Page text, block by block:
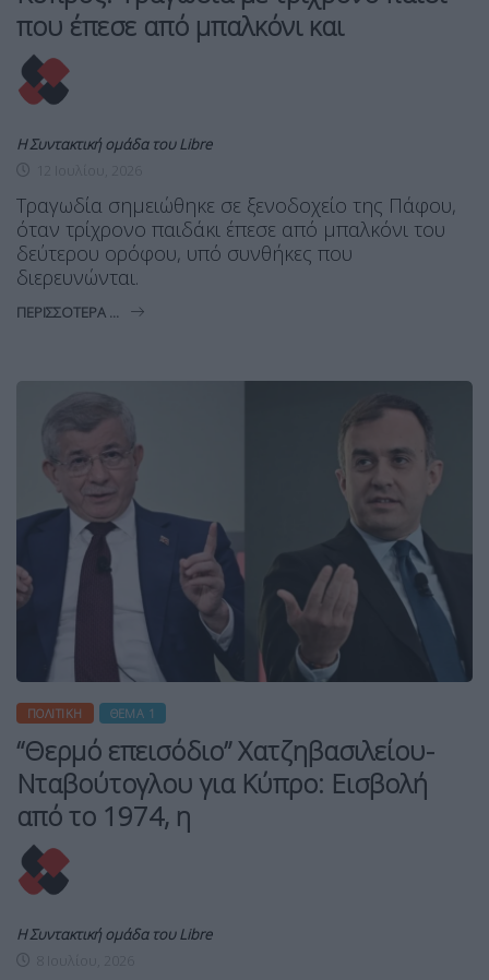
που έπεσε από μπαλκόνι και
Η Συντακτική ομάδα του Libre
Τραγωδία σημειώθηκε σε ξενοδοχείο της Πάφου,
όταν τρίχρονο παιδάκι έπεσε από μπαλκόνι του
δεύτερου ορόφου, υπό συνθήκες που
διερευνώνται.
ΠΕΡΙΣΣΌΤΕΡΑ ...
ΠΟΛΙΤΙΚΉ ΘΈΜΑ 1
“Θερμό επεισόδιο” Χατζηβασιλείου-
Νταβούτογλου για Κύπρο: Εισβολή
από το 1974, η
Η Συντακτική ομάδα του Libre